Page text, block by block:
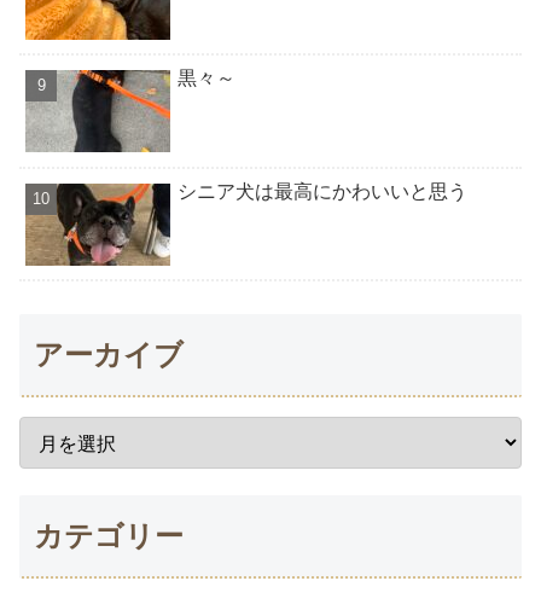
黒々～
シニア犬は最高にかわいいと思う
アーカイブ
カテゴリー